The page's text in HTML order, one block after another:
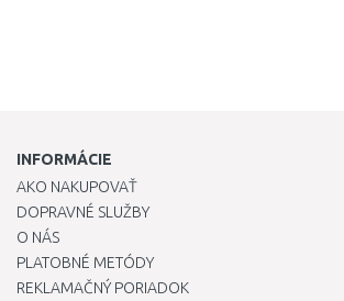
INFORMÁCIE
AKO NAKUPOVAŤ
DOPRAVNÉ SLUŽBY
O NÁS
PLATOBNÉ METÓDY
REKLAMAČNÝ PORIADOK